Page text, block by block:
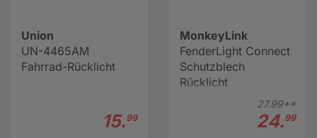
Union
UN-4465AM
Fahrrad-Rücklicht
15.99
MonkeyLink
FenderLight Connect
Schutzblech
Rücklicht
27.99**
24.99